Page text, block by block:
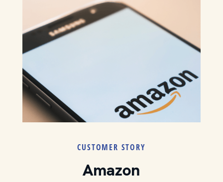
CUSTOMER STORY
Amazon